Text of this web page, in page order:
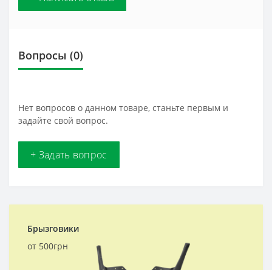
Вопросы (0)
Нет вопросов о данном товаре, станьте первым и
задайте свой вопрос.
+ Задать вопрос
Брызговики
от 500грн